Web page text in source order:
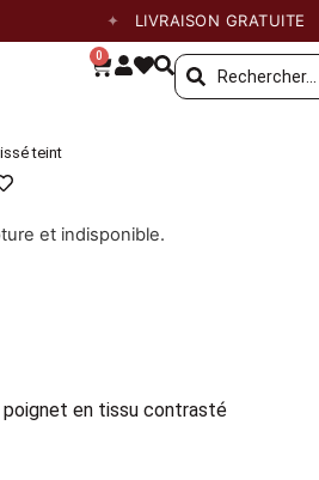
LIVRAISON GRATUITE
0
teint
et indisponible.
en tissu contrasté